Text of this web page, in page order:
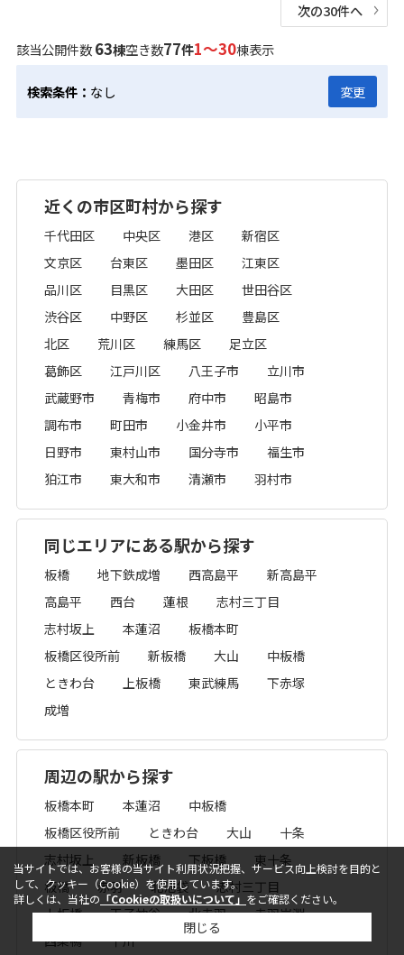
次の30件へ
該当公開件数63棟空き数77件1～30棟表示
検索条件： なし 変更
近くの市区町村から探す
千代田区 中央区 港区
新宿区
文京区
台東区 墨田区
江東区
品川区
目黒区 大田区
世田谷区
渋谷区
中野区 杉並区
豊島区
北区
荒川区 練馬区
足立区
葛飾区
江戸川区 八王子市
立川市
武蔵野市
青梅市 府中市
昭島市
調布市
町田市 小金井市
小平市
日野市
東村山市 国分寺市
福生市
狛江市
東大和市 清瀬市 羽村市
同じエリアにある駅から探す
板橋 地下鉄成増 西高島平
新高島平
高島平
西台 蓮根
志村三丁目
志村坂上
本蓮沼
板橋本町
板橋区役所前
新板橋 大山
中板橋
ときわ台
上板橋 東武練馬
下赤塚
成増
周辺の駅から探す
板橋本町 本蓮沼
中板橋
板橋区役所前
ときわ台 大山
十条
志村坂上
新板橋 下板橋
東十条
板橋
赤羽 北池袋
志村三丁目
上板橋
王子神谷 北赤羽
赤羽岩淵
西巣鴨
千川
当サイトでは、お客様の当サイト利用状況把握、サービス向上検討を目的と
して、クッキー（Cookie）を使用しています。
詳しくは、当社の 「Cookieの取扱いについて」 をご確認ください。
閉じる